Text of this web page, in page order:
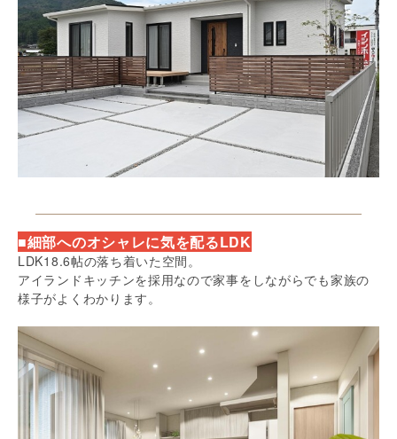
■細部へのオシャレに気を配るLDK
LDK18.6帖の落ち着いた空間。
アイランドキッチンを採用なので家事をしながらでも家族の
様子がよくわかります。